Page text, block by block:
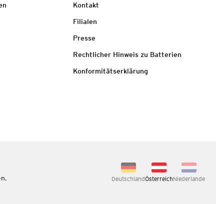
Kontakt
Filialen
Presse
Rechtlicher Hinweis zu Batterien
Konformitätserklärung
DeutschlandÖsterreichNiederlande